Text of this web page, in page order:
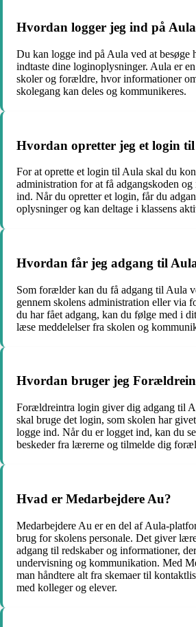
Hvordan logger jeg ind på
Du kan logge ind på Aula ved at besøge
indtaste dine loginoplysninger. Aula er
skoler og forældre, hvor informationer
skolegang kan deles og kommunikeres.
Hvordan opretter jeg et login
For at oprette et login til Aula skal du
administration for at få adgangskoden
ind. Når du opretter et login, får du
oplysninger og kan deltage i klassens
Hvordan får jeg adgang til
Som forælder kan du få adgang til Aula
gennem skolens administration eller via
du har fået adgang, kan du følge med i
læse meddelelser fra skolen og
Hvordan bruger jeg
Forældreintra login giver dig adgang til
skal bruge det login, som skolen har
logge ind. Når du er logget ind, kan du
beskeder fra lærerne og tilmelde dig
Hvad er Medarbejdere Au?
Medarbejdere Au er en del af Aula-
brug for skolens personale. Det giver
adgang til redskaber og informationer,
undervisning og kommunikation. Med
man håndtere alt fra skemaer til
med kolleger og elever.